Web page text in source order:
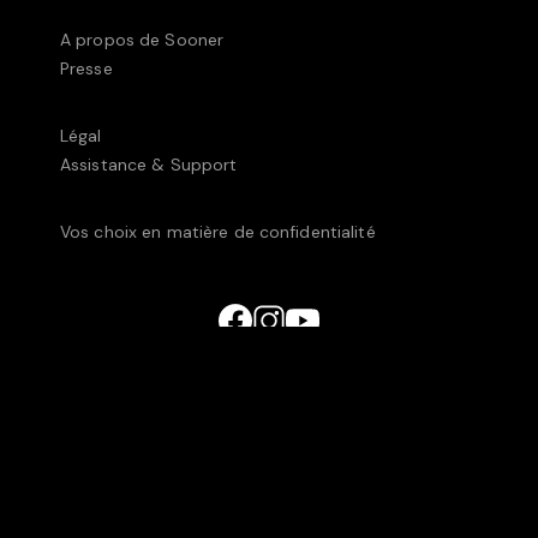
A propos de Sooner
Presse
Légal
Assistance & Support
Vos choix en matière de confidentialité